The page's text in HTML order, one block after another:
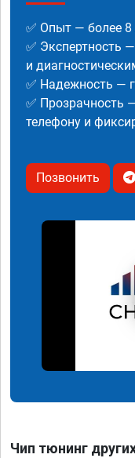
✅ Опыт — более 8
✅ Экспертность
и
✅ Надежность —
✅ Прозрачность
телефону и
Позвонить
Чип тюнинг